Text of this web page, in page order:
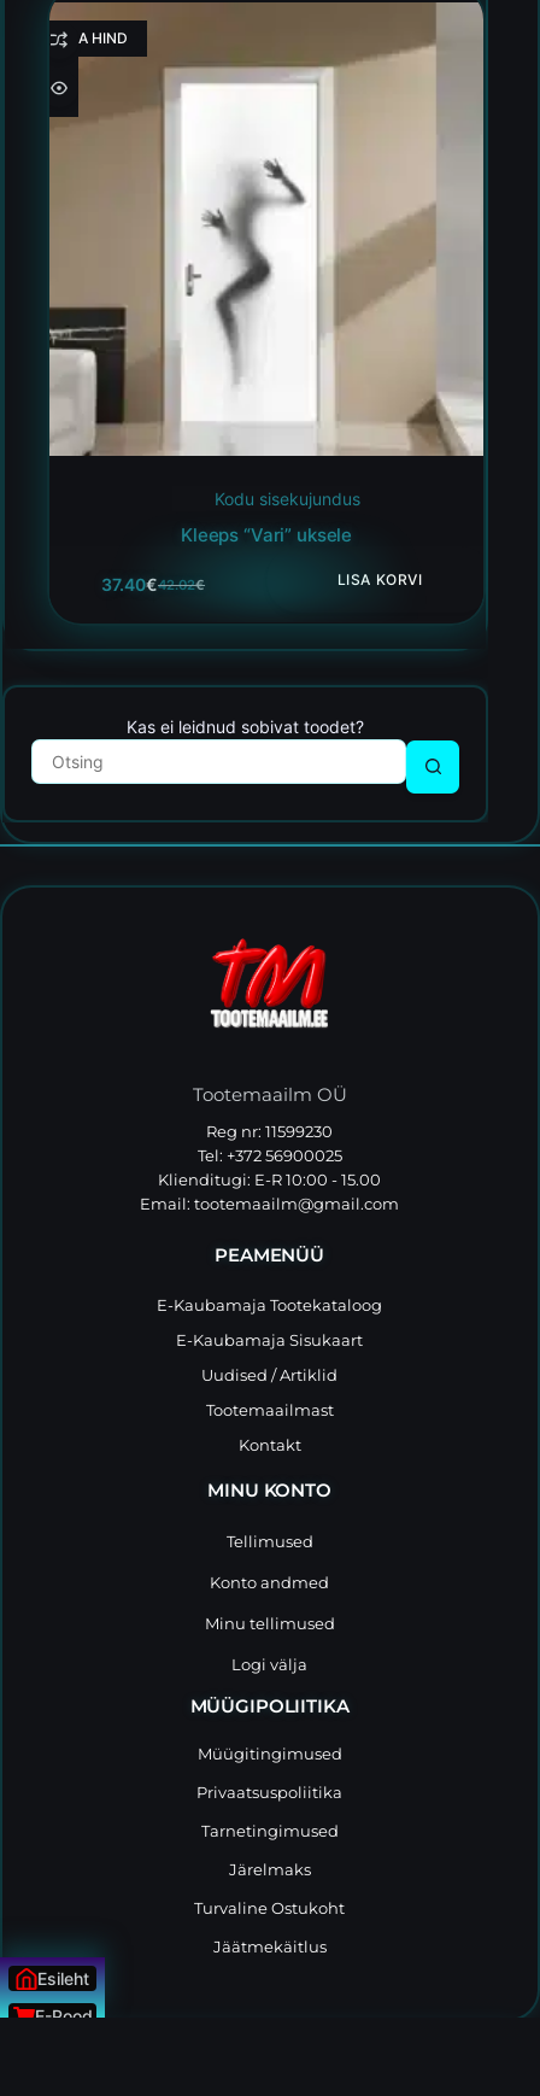
HEA HIND
Kodu sisekujundus
Kleeps “Vari” uksele
42.02€
37.40€ LISA KORVI
Kas ei leidnud sobivat toodet?
Tootemaailm OÜ
Reg nr: 11599230
Tel: +372 56900025
Klienditugi: E-R 10:00 - 15.00
Email:tootemaailm@gmail.com
PEAMENÜÜ
E-Kaubamaja Tootekataloog
E-Kaubamaja Sisukaart
Uudised / Artiklid
Tootemaailmast
Kontakt
MINU KONTO
Tellimused
Konto andmed
Minu tellimused
Logi välja
MÜÜGIPOLIITIKA
Müügitingimused
Privaatsuspoliitika
Tarnetingimused
Järelmaks
Turvaline Ostukoht
Jäätmekäitlus
Esileht
E-Pood